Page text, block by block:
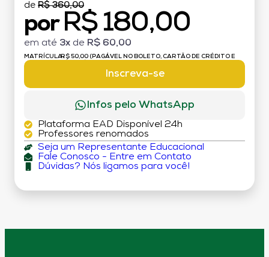
de R$ 360,00
por R$ 180,00
em até 3x de R$ 60,00
MATRÍCULA:R$ 50,00 (PAGÁVEL NO BOLETO, CARTÃO DE CRÉDITO E
Inscreva-se
Infos pelo WhatsApp
Plataforma EAD Disponível 24h
Professores renomados
Seja um Representante Educacional
Fale Conosco - Entre em Contato
Dúvidas? Nós ligamos para você!